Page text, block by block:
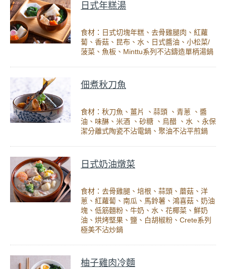
日式年糕湯
食材：日式切塊年糕、去骨雞腿肉、紅蘿
蔔、香菇、昆布、水、日式醬油、小松菜/
菠菜、魚板、Minttu系列不沾鑄造單柄湯鍋
佃煮秋刀魚
食材：秋刀魚、薑片 、蒜頭 、青蔥 、醬
油、味醂、米酒 、砂糖 、烏醋 、水 、永保
潔分離式陶瓷不沾電鍋、聚油不沾平煎鍋
日式奶油燉菜
食材：去骨雞腿、培根、蒜頭、蘑菇、洋
蔥、紅蘿蔔、南瓜、馬鈴薯、鴻喜菇、奶油
塊、低筋麵粉、牛奶、水、花椰菜、鮮奶
油、烘烤堅果、鹽、白胡椒粉、Crete系列
極美不沾炒鍋
柚子雞肉冷麵